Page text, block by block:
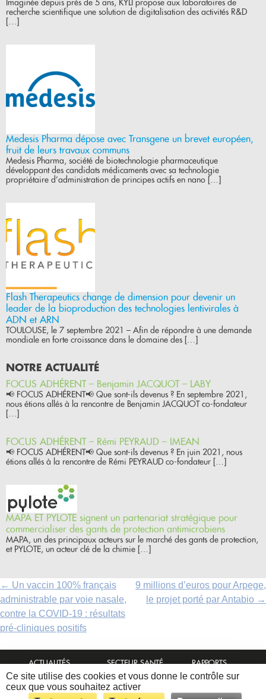
Imaginée depuis près de 5 ans, KYLI propose aux laboratoires de
recherche scientifique une solution de digitalisation des activités R&D
[…]
Medesis Pharma dépose avec Transgene un brevet européen,
fruit de leurs travaux communs
Medesis Pharma, société de biotechnologie pharmaceutique
développant des candidats médicaments avec sa technologie
propriétaire d’administration de principes actifs en nano […]
Flash Therapeutics change de dimension pour devenir un
leader de la bioproduction des technologies lentivirales à
ADN et ARN
TOULOUSE, le 7 septembre 2021 – Afin de répondre à une demande
mondiale en forte croissance dans le domaine des […]
NOTRE ACTUALITÉ
FOCUS ADHÉRENT – Benjamin JACQUOT – LABY
📢 FOCUS ADHÉRENT📢 Que sont-ils devenus ? En septembre 2021,
nous étions allés à la rencontre de Benjamin JACQUOT co-fondateur
[…]
FOCUS ADHÉRENT – Rémi PEYRAUD – IMEAN
📢 FOCUS ADHÉRENT📢 Que sont-ils devenus ? En juin 2021, nous
étions allés à la rencontre de Rémi PEYRAUD co-fondateur […]
MAPA ET PYLOTE signent un partenariat stratégique pour
commercialiser des gants de protection antimicrobiens
MAPA, un des principaux acteurs sur le marché des gants de protection,
et PYLOTE, un acteur clé de la chimie […]
P
o
s
t
← Un vaccin 100% français
administrable par voie nasale,
contre la COVID-19 : résultats
pré-cliniques positifs
9 millions d’euros pour Arpege,
le projet porté par Antabio →
ACTUALITÉS
ASSOCIATION
SECTEUR SANTÉ
ÉVÈNEMENTS
NEWSLETTER
RAPPORTS
CONTACT
Ce site utilise des cookies et vous donne le contrôle sur
ceux que vous souhaitez activer